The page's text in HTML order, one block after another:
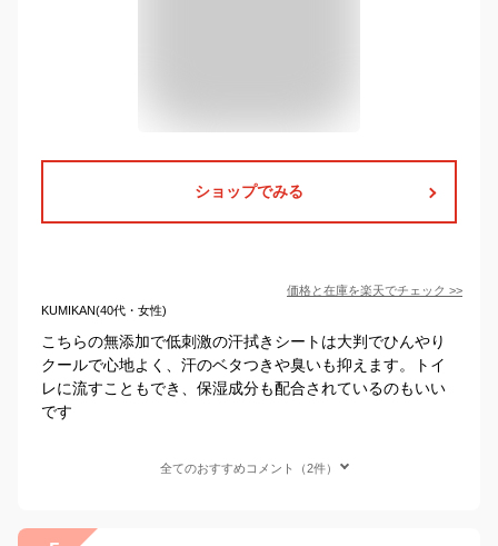
ショップでみる
価格と在庫を楽天でチェック >>
KUMIKAN(40代・女性)
こちらの無添加で低刺激の汗拭きシートは大判でひんやり
クールで心地よく、汗のベタつきや臭いも抑えます。トイ
レに流すこともでき、保湿成分も配合されているのもいい
です
全てのおすすめコメント（2件）